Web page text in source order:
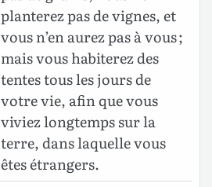
planterez pas de vignes, et
vous n’en aurez pas à vous ;
mais vous habiterez des
tentes tous les jours de
votre vie, afin que vous
viviez longtemps sur la
terre, dans laquelle vous
êtes étrangers.